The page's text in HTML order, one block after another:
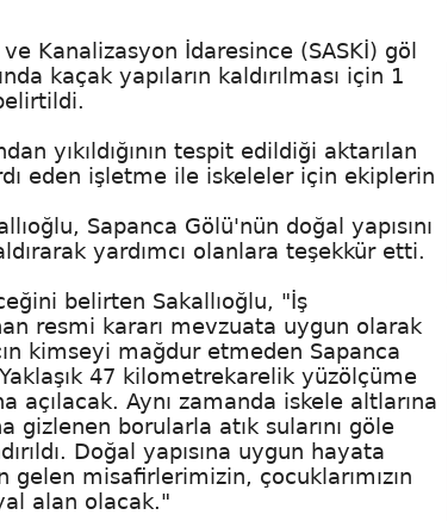
Kanalizasyon İdaresince (SASKİ) göl
kaçak yapıların kaldırılması için 1
yıkıldığının tespit edildiği aktarılan
eden işletme ile iskeleler için ekiplerin
Sapanca Gölü'nün doğal yapısını
yardımcı olanlara teşekkür etti.
belirten Sakallıoğlu, "İş
resmi kararı mevzuata uygun olarak
kimseyi mağdur etmeden Sapanca
47 kilometrekarelik yüzölçüme
açılacak. Aynı zamanda iskele altlarına
gizlenen borularla atık sularını göle
Doğal yapısına uygun hayata
misafirlerimizin, çocuklarımızın
alan olacak."